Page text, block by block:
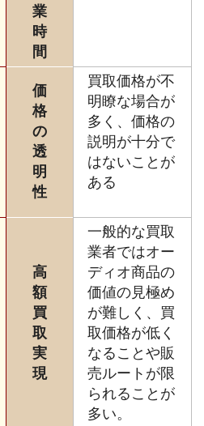
業
時
間
価
格
の
透
明
性
買取価格が不
明瞭な場合が
多く、価格の
説明が十分で
はないことが
ある
高
額
買
取
実
現
一般的な買取
業者ではオー
ディオ商品の
価値の見極め
が難しく、買
取価格が低く
なることや販
売ルートが限
られることが
多い。